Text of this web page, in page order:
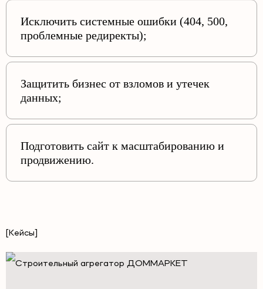
Исключить системные ошибки (404, 500,
проблемные редиректы);
Защитить бизнес от взломов и утечек
данных;
Подготовить сайт к масштабированию и
продвижению.
[Кейсы]